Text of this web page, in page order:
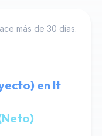
más de 30 días.
en It